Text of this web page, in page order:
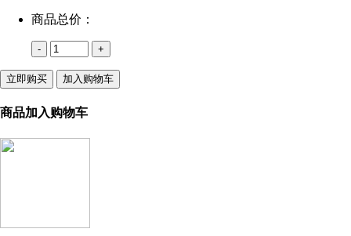
商品总价：
- +
立即购买 加入购物车
商品加入购物车